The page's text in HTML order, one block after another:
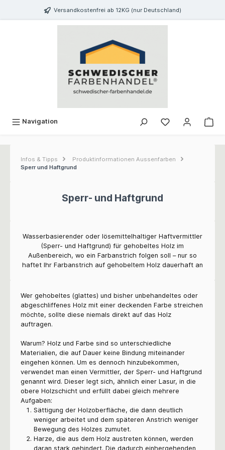
springen Versandkostenfrei ab 12KG (nur Deutschland)
Navigation
Infos & Tipps
Produktinformationen Aussenfarben
Sperr und Haftgrund
Sperr- und Haftgrund
Wasserbasierender oder lösemittelhaltiger Haftvermittler
(Sperr- und Haftgrund) für gehobeltes Holz im
Außenbereich, wo ein Farbanstrich folgen soll – nur so
haftet Ihr Farbanstrich auf gehobeltem Holz dauerhaft an
Wer gehobeltes (glattes) und bisher unbehandeltes oder
abgeschliffenes Holz mit einer deckenden Farbe streichen
möchte, sollte diese niemals direkt auf das Holz
auftragen.
Warum? Holz und Farbe sind so unterschiedliche
Materialien, die auf Dauer keine Bindung miteinander
eingehen können. Um es dennoch hinzubekommen,
verwendet man einen Vermittler, der Sperr- und Haftgrund
genannt wird. Dieser legt sich, ähnlich einer Lasur, in die
obere Holzschicht und erfüllt dabei gleich mehrere
Aufgaben:
Sättigung der Holzoberfläche, die dann deutlich
weniger arbeitet und dem späteren Anstrich weniger
Bewegung des Holzes zumutet.
Harze, die aus dem Holz austreten können, werden
daran stark gehindert. Die dadurch einhergehenden